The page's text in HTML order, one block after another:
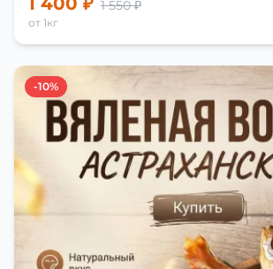
1 550 ₽
от 1кг
-10%